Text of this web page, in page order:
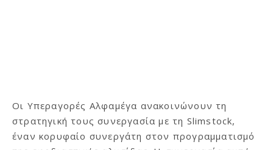
Οι Υπεραγορές Αλφαμέγα ανακοινώνουν τη
στρατηγική τους συνεργασία με τη Slimstock,
έναν κορυφαίο συνεργάτη στον προγραμματισμό